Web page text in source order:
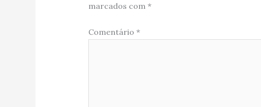
marcados com *
Comentário *